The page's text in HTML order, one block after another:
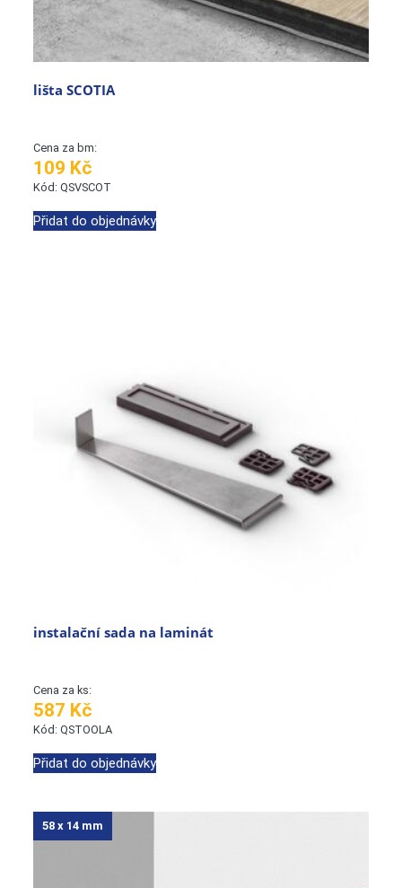
lišta SCOTIA
Cena za bm:
109 Kč
Kód: QSVSCOT
Přidat do objednávky
instalační sada na laminát
Cena za ks:
587 Kč
Kód: QSTOOLA
Přidat do objednávky
58 x 14 mm